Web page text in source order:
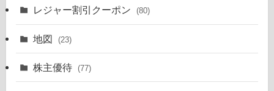
レジャー割引クーポン (80)
地図 (23)
株主優待 (77)